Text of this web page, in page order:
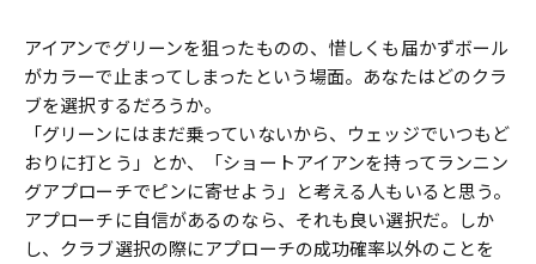
アイアンでグリーンを狙ったものの、惜しくも届かずボール
がカラーで止まってしまったという場面。あなたはどのクラ
ブを選択するだろうか。
「グリーンにはまだ乗っていないから、ウェッジでいつもど
おりに打とう」とか、「ショートアイアンを持ってランニン
グアプローチでピンに寄せよう」と考える人もいると思う。
アプローチに自信があるのなら、それも良い選択だ。しか
し、クラブ選択の際にアプローチの成功確率以外のことを